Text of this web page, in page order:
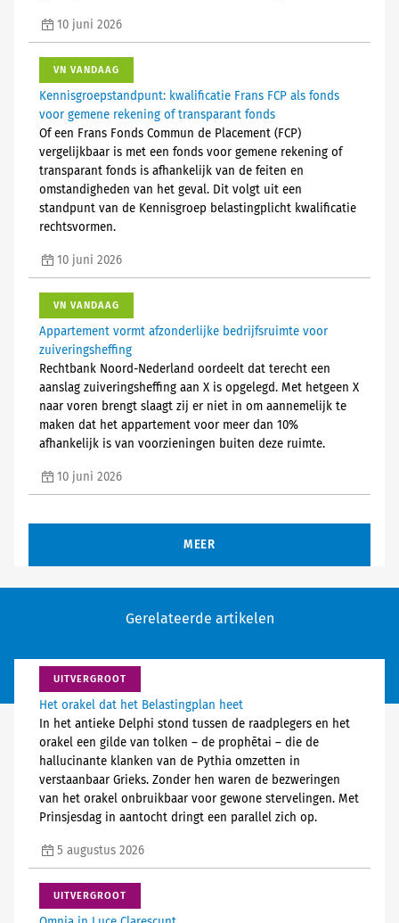
10 juni 2026
VN VANDAAG
Kennisgroepstandpunt: kwalificatie Frans FCP als fonds
voor gemene rekening of transparant fonds
Of een Frans Fonds Commun de Placement (FCP)
vergelijkbaar is met een fonds voor gemene rekening of
transparant fonds is afhankelijk van de feiten en
omstandigheden van het geval. Dit volgt uit een
standpunt van de Kennisgroep belastingplicht kwalificatie
rechtsvormen.
10 juni 2026
VN VANDAAG
Appartement vormt afzonderlijke bedrijfsruimte voor
zuiveringsheffing
Rechtbank Noord-Nederland oordeelt dat terecht een
aanslag zuiveringsheffing aan X is opgelegd. Met hetgeen X
naar voren brengt slaagt zij er niet in om aannemelijk te
maken dat het appartement voor meer dan 10%
afhankelijk is van voorzieningen buiten deze ruimte.
10 juni 2026
MEER
Gerelateerde artikelen
UITVERGROOT
Het orakel dat het Belastingplan heet
In het antieke Delphi stond tussen de raadplegers en het
orakel een gilde van tolken – de prophētai – die de
hallucinante klanken van de Pythia omzetten in
verstaanbaar Grieks. Zonder hen waren de bezweringen
van het orakel onbruikbaar voor gewone stervelingen. Met
Prinsjesdag in aantocht dringt een parallel zich op.
5 augustus 2026
UITVERGROOT